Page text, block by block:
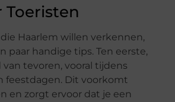
Toeristen
Haarlem willen verkennen,
paar handige tips. Ten eerste,
van tevoren, vooral tijdens
feestdagen. Dit voorkomt
en zorgt ervoor dat je een